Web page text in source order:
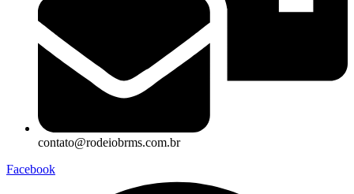
contato@rodeiobrms.com.br
Facebook